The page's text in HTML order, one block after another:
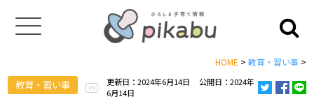
HOME > 教育・習い事 >
教育・習い事 PR
更新日：2024年6月14日
公開日：2024年
6月14日